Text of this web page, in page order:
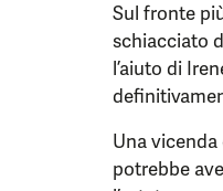
Sul fronte
schiacciato
l’aiuto di
Una
potrebbe